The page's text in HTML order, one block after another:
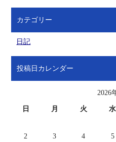
カテゴリー
日記
投稿日カレンダー
2026
日 月 火 水
2
3 4 5